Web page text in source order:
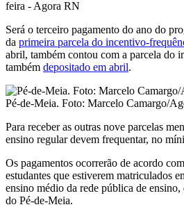
Será o terceiro pagamento do ano do
da primeira parcela do incentivo-
abril, também contou com a parcela do
também depositado em abril.
Pé-de-Meia. Foto: Marcelo Camargo/
Para receber as outras nove parcelas
ensino regular devem frequentar, no
Os pagamentos ocorrerão de acordo
estudantes que estiverem matriculados
ensino médio da rede pública de
do Pé-de-Meia.